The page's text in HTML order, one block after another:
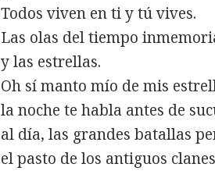
Todos viven en ti y tú vives.
Las olas del tiempo
y las estrellas.
Oh sí manto mío de mis
la noche te habla antes de
al día, las grandes batallas
el pasto de los antiguos